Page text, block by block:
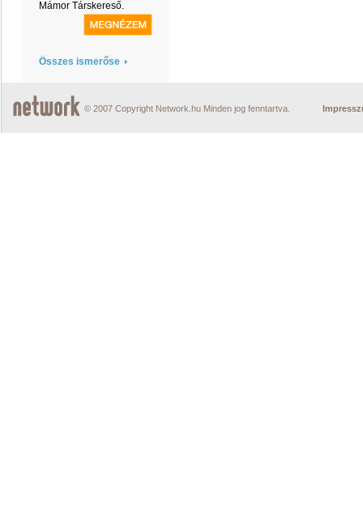
Mámor Társkereső.
Összes ismerőse
© 2007 Copyright Network.hu Minden jog fenntartva.